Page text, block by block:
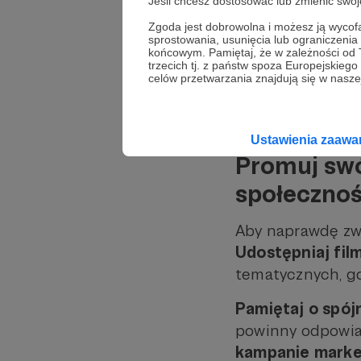
Zgoda jest dobrowolna i możesz ją
sprostowania, usunięcia lub
końcowym. Pamiętaj, że w zależności
trzecich tj. z państw spoza
celów przetwarzania znajdują się w
Ustawienia
Zaangażowanie
oglądają dłużej,
Jeśli chcesz
Promuj
Aby naprawdę
Udostępniaj
tematycznych,
Pamiętaj o
powinny
kampanie